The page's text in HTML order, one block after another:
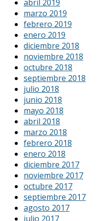
abril 2019
marzo 2019
febrero 2019
enero 2019
diciembre 2018
noviembre 2018
octubre 2018
septiembre 2018
julio 2018
junio 2018
mayo 2018
abril 2018
marzo 2018
febrero 2018
enero 2018
diciembre 2017
noviembre 2017
octubre 2017
septiembre 2017
agosto 2017
julio 2017